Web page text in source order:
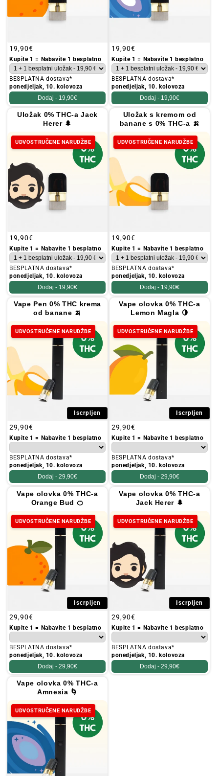
Redovna
cijena
19,90€
Kupite 1 = Nabavite 1 besplatno
BESPLATNA dostava*
ponedjeljak, 10. kolovoza
Dodaj - 19,90€
Redovna
cijena
19,90€
Kupite 1 = Nabavite 1 besplatno
BESPLATNA dostava*
ponedjeljak, 10. kolovoza
Dodaj - 19,90€
Uložak 0% THC-a Jack
Herer 🌲
UDVOSTRUČENE NARUDŽBE
Redovna
cijena
19,90€
Kupite 1 = Nabavite 1 besplatno
BESPLATNA dostava*
ponedjeljak, 10. kolovoza
Dodaj - 19,90€
Uložak s kremom od
banane s 0% THC-a 🍌
UDVOSTRUČENE NARUDŽBE
Redovna
cijena
19,90€
Kupite 1 = Nabavite 1 besplatno
BESPLATNA dostava*
ponedjeljak, 10. kolovoza
Dodaj - 19,90€
Vape Pen 0% THC krema
od banane 🍌
UDVOSTRUČENE NARUDŽBE
Iscrpljen
Redovna
cijena
29,90€
Kupite 1 = Nabavite 1 besplatno
BESPLATNA dostava*
ponedjeljak, 10. kolovoza
Dodaj - 29,90€
Vape olovka 0% THC-a
Lemon Magla 🍋
UDVOSTRUČENE NARUDŽBE
Iscrpljen
Redovna
cijena
29,90€
Kupite 1 = Nabavite 1 besplatno
BESPLATNA dostava*
ponedjeljak, 10. kolovoza
Dodaj - 29,90€
Vape olovka 0% THC-a
Orange Bud 🍊
UDVOSTRUČENE NARUDŽBE
Iscrpljen
Redovna
cijena
29,90€
Kupite 1 = Nabavite 1 besplatno
BESPLATNA dostava*
ponedjeljak, 10. kolovoza
Dodaj - 29,90€
Vape olovka 0% THC-a
Jack Herer 🌲
UDVOSTRUČENE NARUDŽBE
Iscrpljen
Redovna
cijena
29,90€
Kupite 1 = Nabavite 1 besplatno
BESPLATNA dostava*
ponedjeljak, 10. kolovoza
Dodaj - 29,90€
Vape olovka 0% THC-a
Amnesia 🌀
UDVOSTRUČENE NARUDŽBE